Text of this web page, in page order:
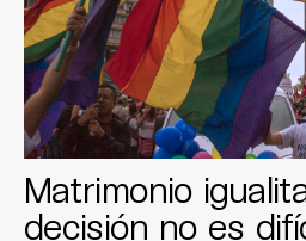
Matrimonio
decisión no es